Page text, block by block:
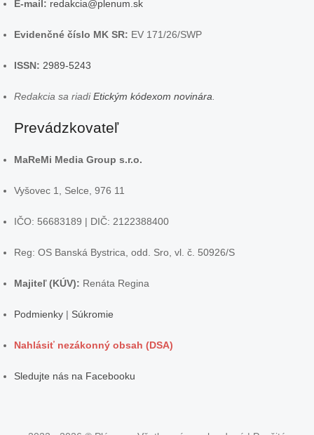
E-mail: redakcia@plenum.sk
Evidenčné číslo MK SR: EV 171/26/SWP
ISSN: 2989-5243
Redakcia sa riadiEtickým kódexom novinára.
Prevádzkovateľ
MaReMi Media Group s.r.o.
Vyšovec 1, Selce, 976 11
IČO: 56683189 | DIČ: 2122388400
Reg: OS Banská Bystrica, odd. Sro, vl. č. 50926/S
Majiteľ (KÚV): Renáta Regina
Podmienky | Súkromie
Nahlásiť nezákonný obsah (DSA)
Sledujte nás na Facebooku